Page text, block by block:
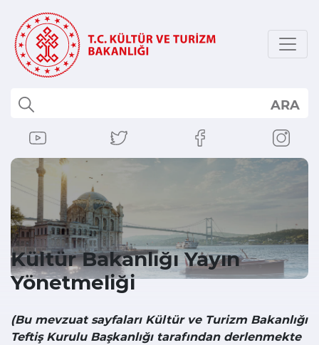
ARA
Kültür Bakanlığı Yayın
Yönetmeliği
(Bu mevzuat sayfaları Kültür ve Turizm Bakanlığı
Teftiş Kurulu Başkanlığı tarafından derlenmekte